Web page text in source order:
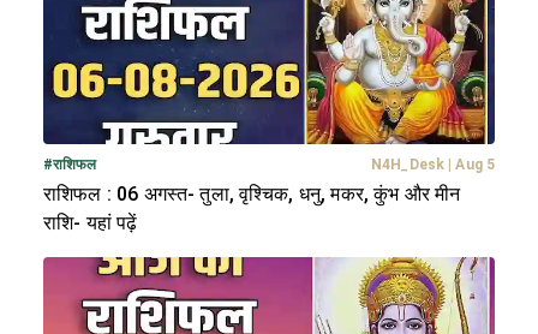
#राशिफल N4H_Desk Aug 5
राशिफल : 06 अगस्त- तुला, वृश्चिक, धनु, मकर, कुंभ और मीन
राशि- यहां पढ़ें